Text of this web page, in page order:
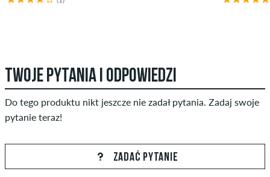
TWOJE PYTANIA I ODPOWIEDZI
Do tego produktu nikt jeszcze nie zadał pytania. Zadaj swoje
pytanie teraz!
ZADAĆ PYTANIE